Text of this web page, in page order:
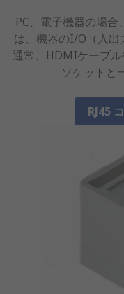
PC、電子機器の場合
は、機器のI/O（入出
通常、HDMIケーブ
ソケットと
RJ45